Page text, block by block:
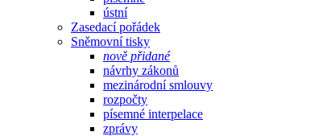
ústní
Zasedací pořádek
Sněmovní tisky
nově přidané
návrhy zákonů
mezinárodní smlouvy
rozpočty
písemné interpelace
zprávy